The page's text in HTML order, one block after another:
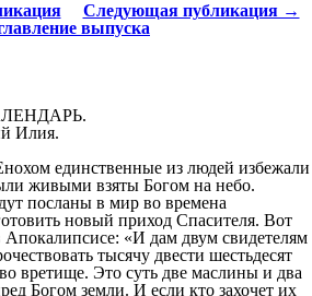
Следующая публикация →
выпуска
Илия.
единственные из людей избежали
живыми взяты Богом на небо.
посланы в мир во времена
новый приход Спасителя. Вот
Апокалипсисе: «И дам двум свидетелям
тысячу двести шестьдесят
вретище. Это суть две маслины и два
Богом земли. И если кто захочет их